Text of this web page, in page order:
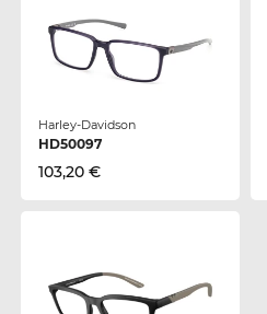
Harley-Davidson
HD50097
103,20 €